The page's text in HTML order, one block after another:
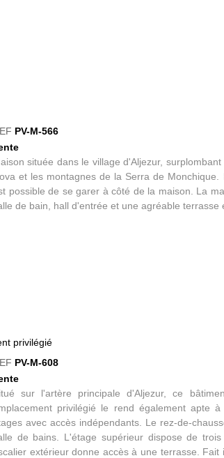
PV-M-566
située dans le village d'Aljezur,
et les montagnes de la Serra de
possible de se garer à côté de la maison. La
de bain, hall d'entrée et une agréable terrasse
privilégié
PV-M-608
sur l'artère principale d'Aljezur, ce
privilégié le rend également apte
avec accès indépendants. Le rez-de-
de bains. L'étage supérieur dispose de
extérieur donne accès à une terrasse.